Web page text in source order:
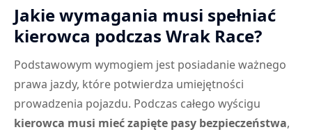
Jakie wymagania musi spełniać
kierowca podczas Wrak Race?
Podstawowym wymogiem jest posiadanie ważnego
prawa jazdy, które potwierdza umiejętności
prowadzenia pojazdu. Podczas całego wyścigu
kierowca musi mieć zapięte pasy bezpieczeństwa,